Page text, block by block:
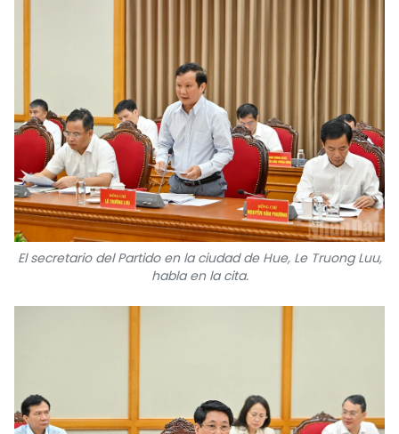
El secretario del Partido en la ciudad de Hue, Le Truong Luu,
habla en la cita.